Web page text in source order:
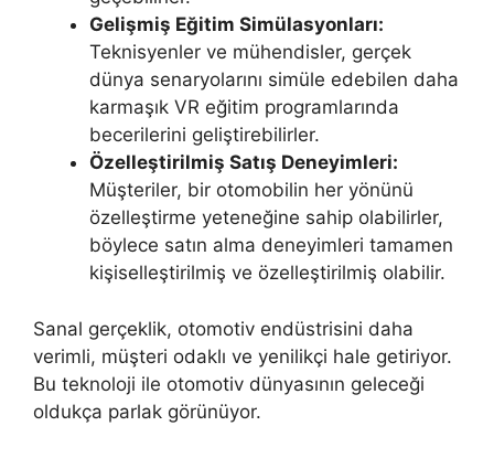
Gelişmiş Eğitim Simülasyonları:
Teknisyenler ve mühendisler, gerçek
dünya senaryolarını simüle edebilen daha
karmaşık VR eğitim programlarında
becerilerini geliştirebilirler.
Özelleştirilmiş Satış Deneyimleri:
Müşteriler, bir otomobilin her yönünü
özelleştirme yeteneğine sahip olabilirler,
böylece satın alma deneyimleri tamamen
kişiselleştirilmiş ve özelleştirilmiş olabilir.
Sanal gerçeklik, otomotiv endüstrisini daha
verimli, müşteri odaklı ve yenilikçi hale getiriyor.
Bu teknoloji ile otomotiv dünyasının geleceği
oldukça parlak görünüyor.